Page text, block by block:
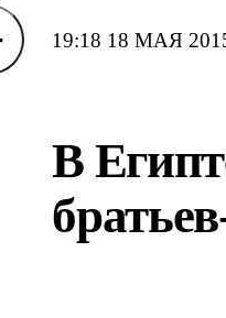
19:18 18 МАЯ
В